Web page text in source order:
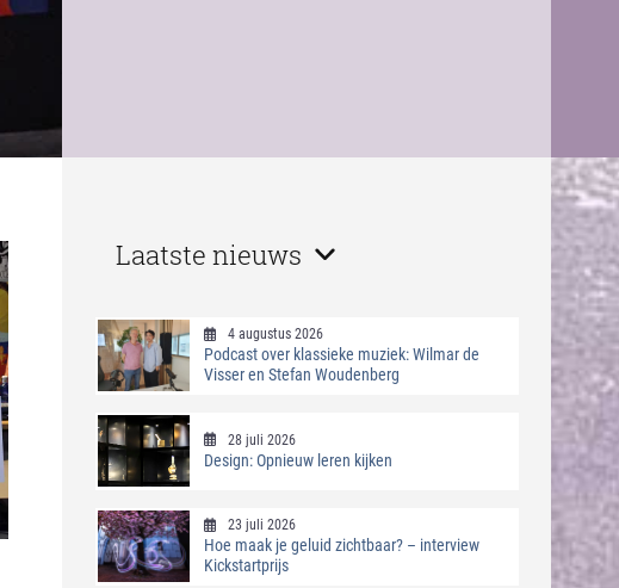
Laatste nieuws
4 augustus 2026
Podcast over klassieke muziek: Wilmar de
Visser en Stefan Woudenberg
28 juli 2026
Design: Opnieuw leren kijken
23 juli 2026
Hoe maak je geluid zichtbaar? – interview
Kickstartprijs